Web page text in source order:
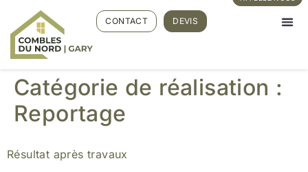
CONTACT DEVIS
Catégorie de réalisation :
Reportage
Résultat après travaux